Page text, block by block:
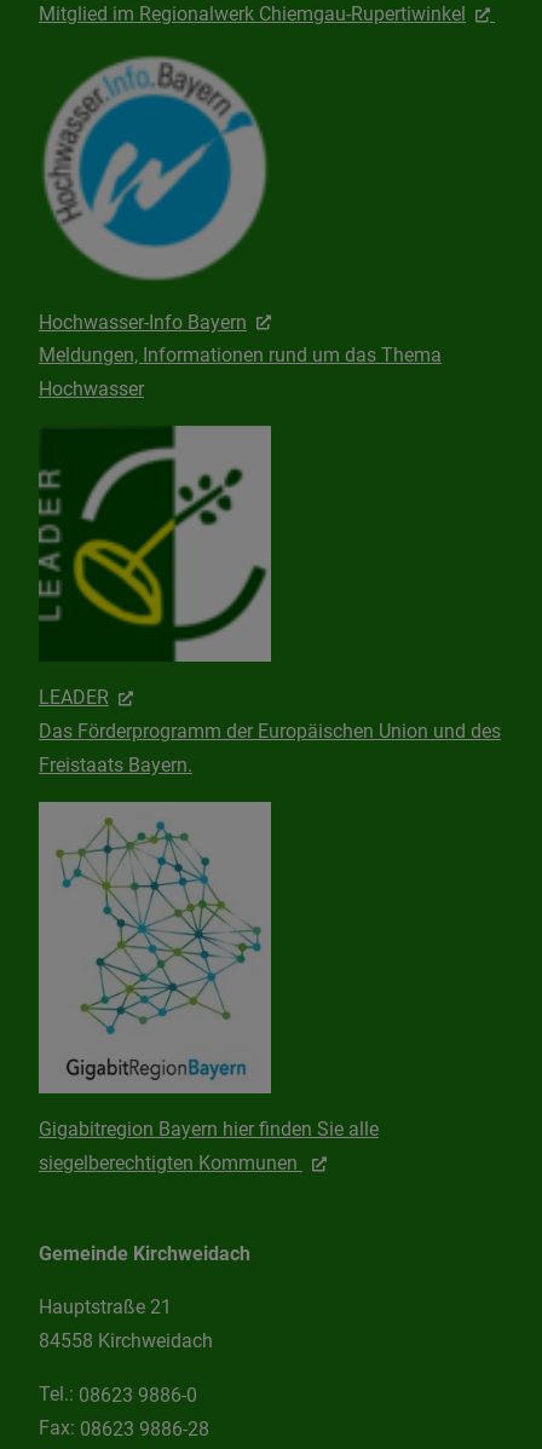
Mitglied im Regionalwerk Chiemgau-Rupertiwinkel
Hochwasser-Info Bayern
Meldungen, Informationen rund um das Thema
Hochwasser
LEADER
Das Förderprogramm der Europäischen Union und des
Freistaats Bayern.
Gigabitregion Bayern hier finden Sie alle
siegelberechtigten Kommunen
Gemeinde Kirchweidach
Hauptstraße 21
84558 Kirchweidach
Tel.: 08623 9886-0
Fax: 08623 9886-28